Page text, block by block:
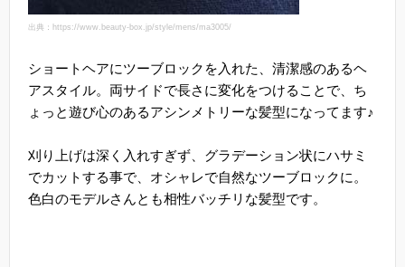
出典：https://www.beauty-box.jp/style/mens/ma3005/
ショートヘアにツーブロックを入れた、清潔感のあるヘ
アスタイル。両サイドで長さに変化をつけることで、ち
ょっと遊び心のあるアシンメトリーな髪型になってます♪
刈り上げは深く入れすぎず、グラデーション状にハサミ
でカットする事で、オシャレで自然なツーブロックに。
色白のモデルさんとも相性バッチリな髪型です。